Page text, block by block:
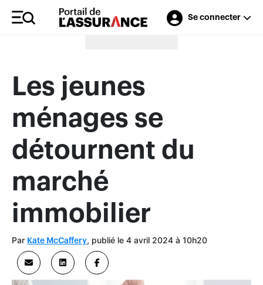
Se connecter
Merci à nos annonceurs
Les jeunes
ménages se
détournent du
marché
immobilier
Par Kate McCaffery, publié le 4 avril 2024 à 10h20